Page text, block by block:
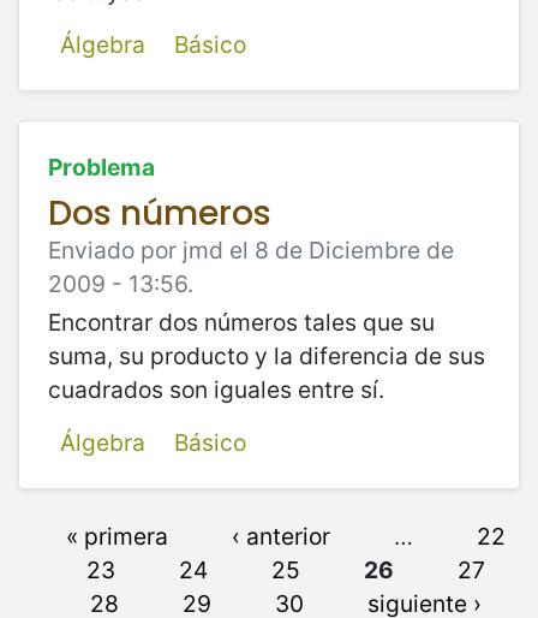
Álgebra
Básico
Problema
Dos números
Enviado por jmd el 8 de Diciembre de
2009 - 13:56.
Encontrar dos números tales que su
suma, su producto y la diferencia de sus
cuadrados son iguales entre sí.
Álgebra
Básico
« primera ‹ anterior …
22
23
24 25 26
27
28
29 30
siguiente ›